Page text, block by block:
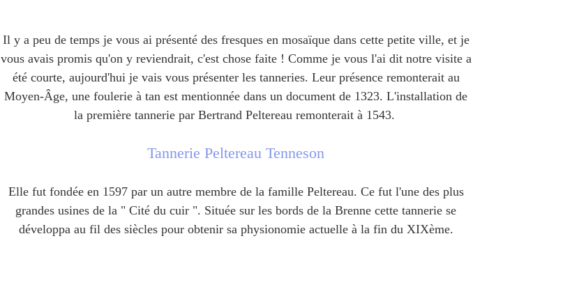
Il y a peu de temps je vous ai présenté des fresques en mosaïque dans cette petite ville, et je
vous avais promis qu'on y reviendrait, c'est chose faite ! Comme je vous l'ai dit notre visite a
été courte, aujourd'hui je vais vous présenter les tanneries. Leur présence remonterait au
Moyen-Âge, une foulerie à tan est mentionnée dans un document de 1323. L'installation de
la première tannerie par Bertrand Peltereau remonterait à 1543.
Tannerie Peltereau Tenneson
Elle fut fondée en 1597 par un autre membre de la famille Peltereau. Ce fut l'une des plus
grandes usines de la " Cité du cuir ". Située sur les bords de la Brenne cette tannerie se
développa au fil des siècles pour obtenir sa physionomie actuelle à la fin du XIXème.